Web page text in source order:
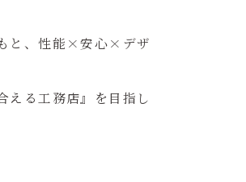
と、性能×安心×デザ
える工務店』を目指し